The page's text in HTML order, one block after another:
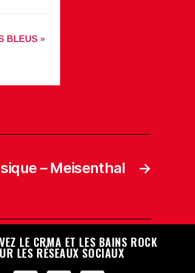
BLEUS »
→
– Meisenthal
LE CRMA ET LES BAINS ROCK
LES RÉSEAUX SOCIAUX